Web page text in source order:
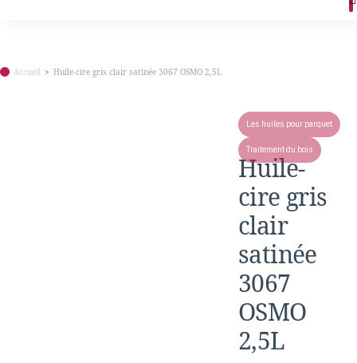
Accueil Huile-cire gris clair satinée 3067 OSMO 2,5L
Huile-
cire gris
clair
satinée
3067
OSMO
2,5L
Les huiles pour parquet
Traitement du bois